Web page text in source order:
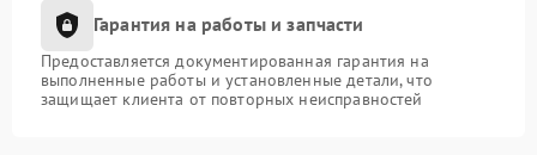
Гарантия на работы и запчасти
Предоставляется документированная гарантия на
выполненные работы и установленные детали, что
защищает клиента от повторных неисправностей